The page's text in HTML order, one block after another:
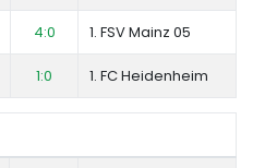
4:0 1. FSV Mainz 05
1:0 1. FC Heidenheim